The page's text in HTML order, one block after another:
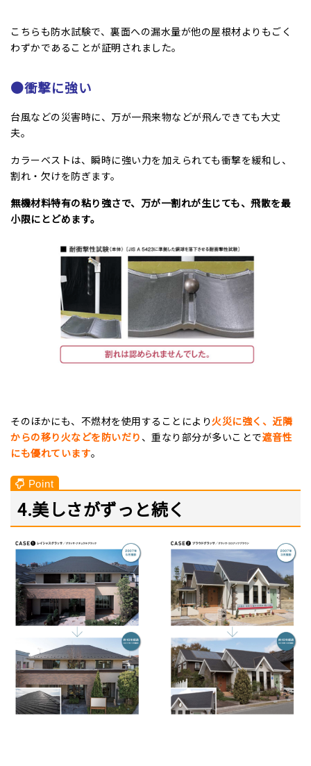
こちらも防水試験で、裏面への漏水量が他の屋根材よりもごく
わずかであることが証明されました。
●衝撃に強い
台風などの災害時に、万が一飛来物などが飛んできても大丈
夫。
カラーベストは、瞬時に強い力を加えられても衝撃を緩和し、
割れ・欠けを防ぎます。
無機材料特有の粘り強さで、万が一割れが生じても、飛散を最
小限にとどめます。
そのほかにも、不燃材を使用することにより火災に強く、近隣
からの移り火などを防いだり 、重なり部分が多いことで遮音性
にも優れています。
4.美しさがずっと続く